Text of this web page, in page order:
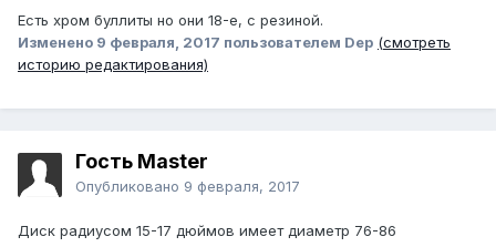
Есть хром буллиты но они 18-e, с резиной.
Изменено 9 февраля, 2017 пользователем Dep (смотреть
историю редактирования)
Гость Master
Опубликовано 9 февраля, 2017
Диск радиусом 15-17 дюймов имеет диаметр 76-86